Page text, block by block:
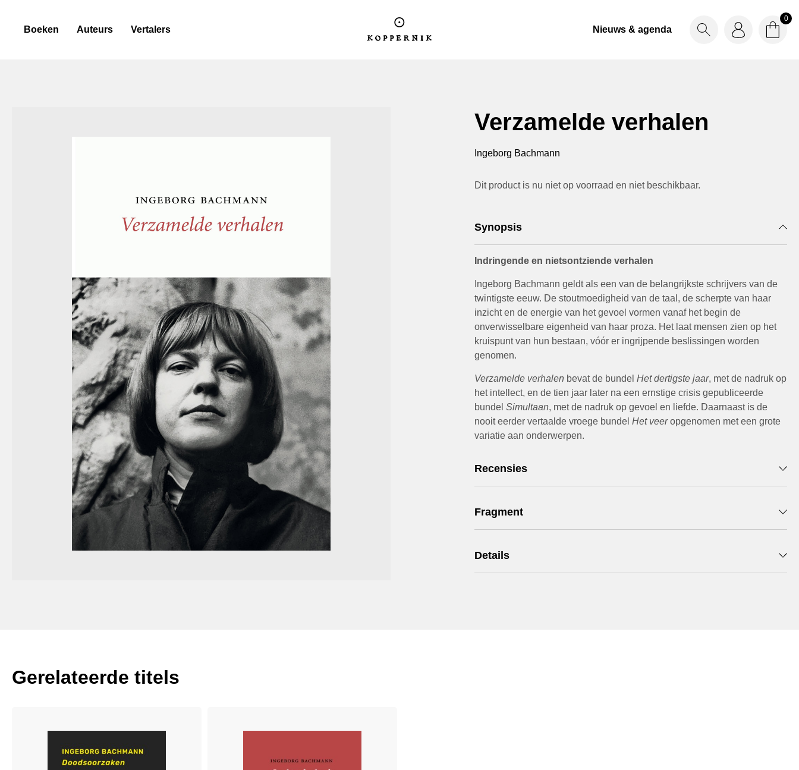
Boeken Auteurs Vertalers Nieuws & agenda
Zoekbalk tonen
Login
0
Verzamelde verhalen
Ingeborg Bachmann
Dit product is nu niet op voorraad en niet beschikbaar.
Synopsis
Indringende en nietsontziende verhalen
Ingeborg Bachmann geldt als een van de belangrijkste schrijvers van de
twintigste eeuw. De stoutmoedigheid van de taal, de scherpte van haar
inzicht en de energie van het gevoel vormen vanaf het begin de
onverwisselbare eigenheid van haar proza. Het laat mensen zien op het
kruispunt van hun bestaan, vóór er ingrijpende beslissingen worden
genomen.
Verzamelde verhalen bevat de bundelHet dertigste jaar, met de nadruk op
het intellect, en de tien jaar later na een ernstige crisis gepubliceerde
bundelSimultaan, met de nadruk op gevoel en liefde. Daarnaast is de
nooit eerder vertaalde vroege bundelHet veeropgenomen met een grote
variatie aan onderwerpen.
Recensies
Fragment
Details
Gerelateerde titels